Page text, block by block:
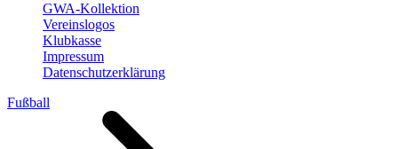
GWA-Kollektion
Vereinslogos
Klubkasse
Impressum
Datenschutzerklärung
Fußball